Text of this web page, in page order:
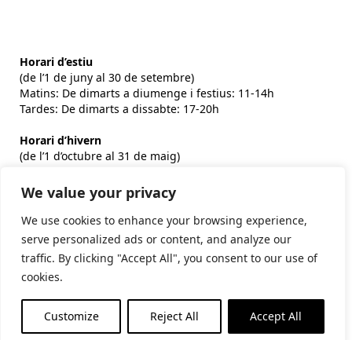
We value your privacy
We use cookies to enhance your browsing experience,
serve personalized ads or content, and analyze our
traffic. By clicking "Accept All", you consent to our use of
cookies.
Customize Reject All Accept All
Horari d’estiu
(de l’1 de juny al 30 de setembre)
Matins: De dimarts a diumenge i festius: 11-14h
Tardes: De dimarts a dissabte: 17-20h
Horari d’hivern
(de l’1 d’octubre al 31 de maig)
Tardes: De dijous a dissabte: 17-19h
Subscriu-te al butlletí
He llegit i accepto lapolitica de privacitat